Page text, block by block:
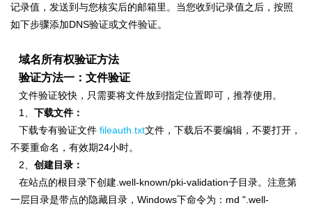
记录值，发送到与您核实后的邮箱里。当您收到记录值之后，按照
如下步骤添加DNS验证或文件验证。
域名所有权验证方法
验证方法一：文件验证
文件验证较快，只需要将文件放到指定位置即可，推荐使用。
1、 下载文件：
下载专有验证文件 fileauth.txt文件， 下载后不要编辑，不要打开，
不要重命名，有效期24小时。
2、 创建目录：
在站点的根目录下创建.well-known/pki-validation子目录。注意第
一层目录是带点的隐藏目录，Windows下命令为：md ".well-